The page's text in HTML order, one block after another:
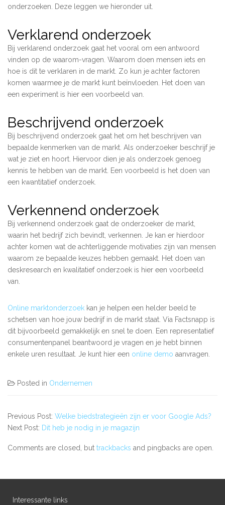
onderzoeken. Deze leggen we hieronder uit.
Verklarend onderzoek
Bij verklarend onderzoek gaat het vooral om een antwoord
vinden op de waarom-vragen. Waarom doen mensen iets en
hoe is dit te verklaren in de markt. Zo kun je achter factoren
komen waarmee je de markt kunt beïnvloeden. Het doen van
een experiment is hier een voorbeeld van.
Beschrijvend onderzoek
Bij beschrijvend onderzoek gaat het om het beschrijven van
bepaalde kenmerken van de markt. Als onderzoeker beschrijf je
wat je ziet en hoort. Hiervoor dien je als onderzoek genoeg
kennis te hebben van de markt. Een voorbeeld is het doen van
een kwantitatief onderzoek.
Verkennend onderzoek
Bij verkennend onderzoek gaat de onderzoeker de markt,
waarin het bedrijf zich bevindt, verkennen. Je kan er hierdoor
achter komen wat de achterliggende motivaties zijn van mensen
waarom ze bepaalde keuzes hebben gemaakt. Het doen van
deskresearch en kwalitatief onderzoek is hier een voorbeeld
van.
Online marktonderzoek kan je helpen een helder beeld te
schetsen van hoe jouw bedrijf in de markt staat. Via Factsnapp is
dit bijvoorbeeld gemakkelijk en snel te doen. Een representatief
consumentenpanel beantwoord je vragen en je hebt binnen
enkele uren resultaat. Je kunt hier een online demo aanvragen.
Posted in Ondernemen
Previous Post: Welke biedstrategieën zijn er voor Google Ads?
Next Post: Dit heb je nodig in je magazijn
Comments are closed, but trackbacks and pingbacks are open.
Interessante links